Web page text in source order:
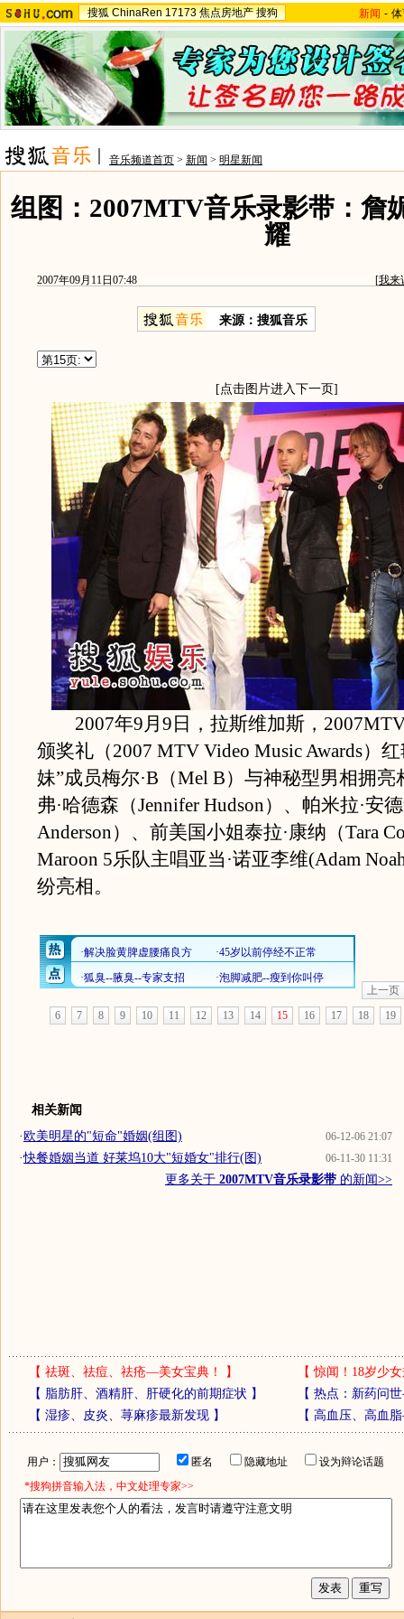
搜狐 ChinaRen 17173 焦点房地产 搜狗 新闻 -
音乐频道首页 > 新闻 > 明星新闻
组图：2007MTV音乐录影带：詹
耀
2007年09月11日07:48 [我来
来源：搜狐音乐
[点击图片进入下一页]
2007年9月9日，拉斯维加斯，
颁奖礼（2007 MTV Video Music Awards）
妹”成员梅尔·B（Mel B）与神秘型男相拥亮
弗·哈德森（Jennifer Hudson）、帕米拉·安
Anderson）、前美国小姐泰拉·康纳（Tara
Maroon 5乐队主唱亚当·诺亚李维(Adam
纷亮相。
上一页
6
7 8 9 10 11 12 13 14 15 16 17 18 19
相关新闻
06-12-06 21:07
· 欧美明星的"短命"婚姻(组图)
06-11-30 11:31
·快餐婚姻当道 好莱坞10大"短婚女"排行(图)
更多关于 2007MTV音乐录影带 的新闻>>
【 祛斑、祛痘、祛疮—美女宝典！ 】 【惊闻！18岁少
【 脂肪肝、酒精肝、肝硬化的前期症状 】 【 热点：新药问
【 湿疹、皮炎、荨麻疹最新发现】 【 高血压、高血
用户： 匿名 隐藏地址
设为辩论话题
*搜狗拼音输入法，中文处理专家>>